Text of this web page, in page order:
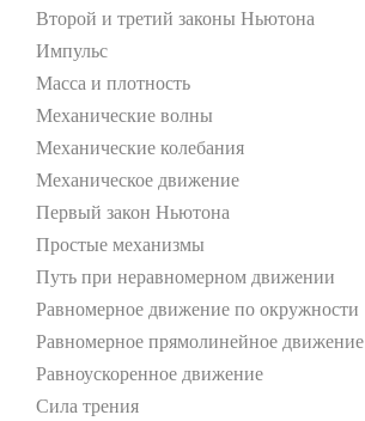
Второй и третий законы Ньютона
Импульс
Масса и плотность
Механические волны
Механические колебания
Механическое движение
Первый закон Ньютона
Простые механизмы
Путь при неравномерном движении
Равномерное движение по окружности
Равномерное прямолинейное движение
Равноускоренное движение
Сила трения